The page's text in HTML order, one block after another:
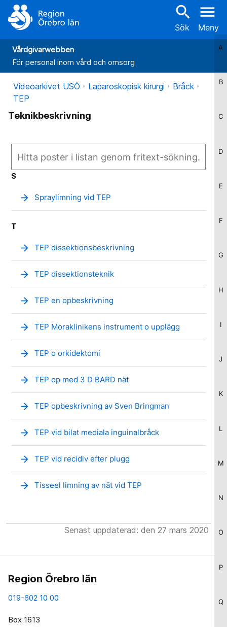
search
Sök
menu
Meny
Vårdgivarwebben
För personal inom vård och omsorg
Videoarkivet USÖ Laparoskopisk kirurgi
Bråck
TEP
Teknikbeskrivning
A
B
C
D
E
F
G
H
I
J
K
L
M
N
O
P
Q
S
arrow_forward Spraylimning vid TEP
T
arrow_forward TEP dissektionsbeskrivning
arrow_forward TEP dissektionsteknik
arrow_forward TEP en opbeskrivning
arrow_forward TEP Moraklinikens instrument o upplägg
arrow_forward TEP o orkidektomi
arrow_forward TEP op med 3 D BARD nät
arrow_forward TEP opbeskrivning av Sven Bringman
arrow_forward TEP vid bilat mediala inguinalbråck
arrow_forward TEP vid recidiv efter plugg
arrow_forward Tisseel limning av nät vid TEP
Senast uppdaterad: den 27 mars 2020
Region Örebro län
019-602 10 00
Box 1613